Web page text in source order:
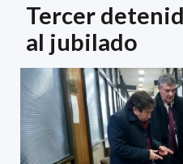
Tercer
al jubilado